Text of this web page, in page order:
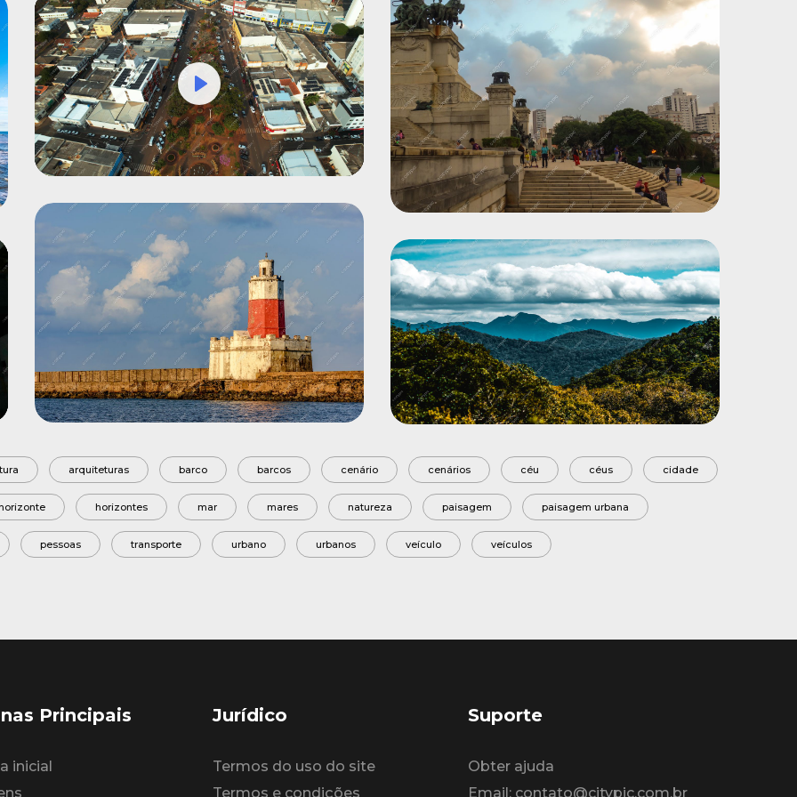
Mute Settings
Play
arquiteturas barco barcos cenário cenários céu céus cidade
horizontes mar mares natureza paisagem paisagem urbana
pessoas transporte urbano urbanos veículo veículos
Principais
inicial
Jurídico
Termos do uso do site
Termos e condições
Suporte
Obter ajuda
Email: contato@citypic.com.br